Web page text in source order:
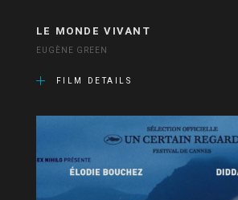
LE MONDE VIVANT
EUGÈNE GREEN
FILM DETAILS